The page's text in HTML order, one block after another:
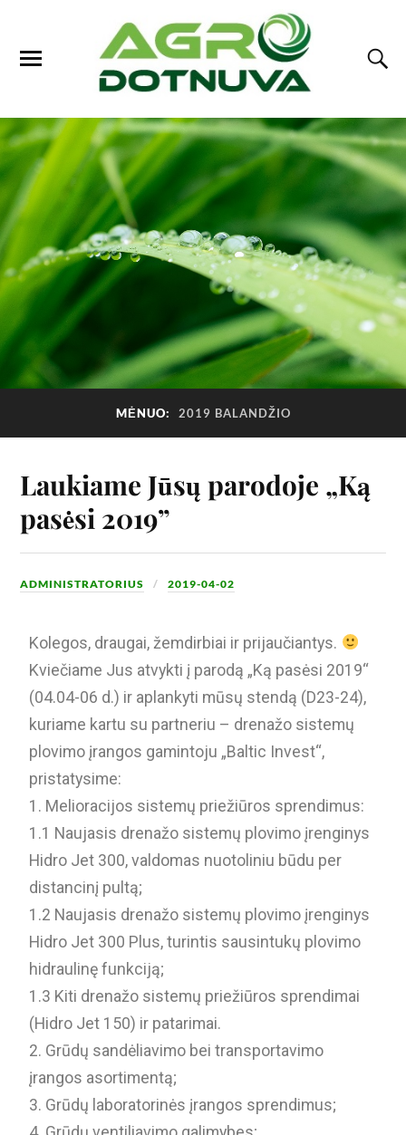
MĖNUO: 2019 BALANDŽIO
Laukiame Jūsų parodoje „Ką
pasėsi 2019”
ADMINISTRATORIUS 2019-04-02
Kolegos, draugai, žemdirbiai ir prijaučiantys.
Kviečiame Jus atvykti į parodą „Ką pasėsi 2019“
(04.04-06 d.) ir aplankyti mūsų stendą (D23-24),
kuriame kartu su partneriu – drenažo sistemų
plovimo įrangos gamintoju „Baltic Invest“,
pristatysime:
1. Melioracijos sistemų priežiūros sprendimus:
1.1 Naujasis drenažo sistemų plovimo įrenginys
Hidro Jet 300, valdomas nuotoliniu būdu per
distancinį pultą;
1.2 Naujasis drenažo sistemų plovimo įrenginys
Hidro Jet 300 Plus, turintis sausintukų plovimo
hidraulinę funkciją;
1.3 Kiti drenažo sistemų priežiūros sprendimai
(Hidro Jet 150) ir patarimai.
2. Grūdų sandėliavimo bei transportavimo
įrangos asortimentą;
3. Grūdų laboratorinės įrangos sprendimus;